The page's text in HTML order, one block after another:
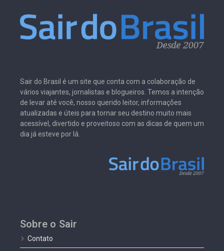
Sair do Brasil é um site que conta com a colaboração de
vários viajantes, jornalistas e blogueiros. Temos a intenção
de levar até você, nosso querido leitor, informações
atualizadas e úteis para tornar seu destino muito mais
acessível, divertido e proveitoso com as dicas de quem um
dia já esteve por lá.
Sobre o Sair
Contato